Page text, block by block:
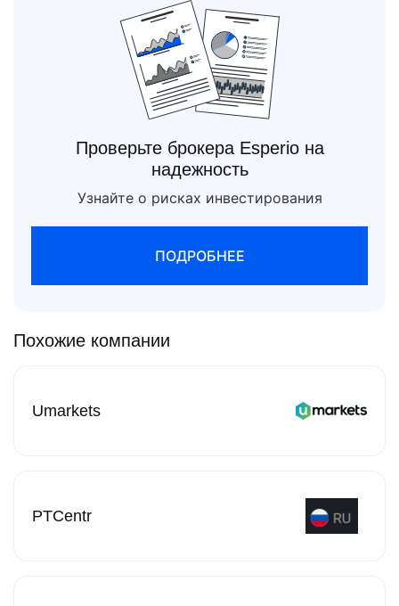
Проверьте брокера Esperio на
надежность
Узнайте о рисках инвестирования
ПОДРОБНЕЕ
Похожие компании
Umarkets
PTCentr